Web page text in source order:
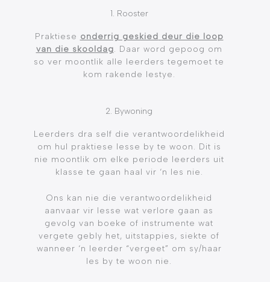
1. Rooster
Praktiese onderrig geskied deur die loop
van die skooldag . Daar word gepoog om
so ver moontlik alle leerders tegemoet te
kom rakende lestye.
2. Bywoning
Leerders dra self die verantwoordelikheid
om hul praktiese lesse by te woon. Dit is
nie moontlik om elke periode leerders uit
klasse te gaan haal vir ‘n les nie.
Ons kan nie die verantwoordelikheid
aanvaar vir lesse wat verlore gaan as
gevolg van boeke of instrumente wat
vergete gebly het, uitstappies, siekte of
wanneer ‘n leerder “vergeet” om sy/haar
les by te woon nie.